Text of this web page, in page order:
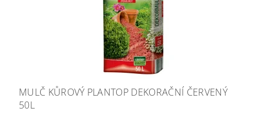
MULČ KŮROVÝ PLANTOP DEKORAČNÍ ČERVENÝ
50L